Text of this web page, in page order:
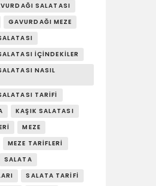
SALATASI
GAVURDAĞI MEZE
İÇINDEKILER
NASIL
TARIFI
KAŞIK SALATASI
MEZE
MEZE TARIFLERI
SALATA
SALATA TARIFI